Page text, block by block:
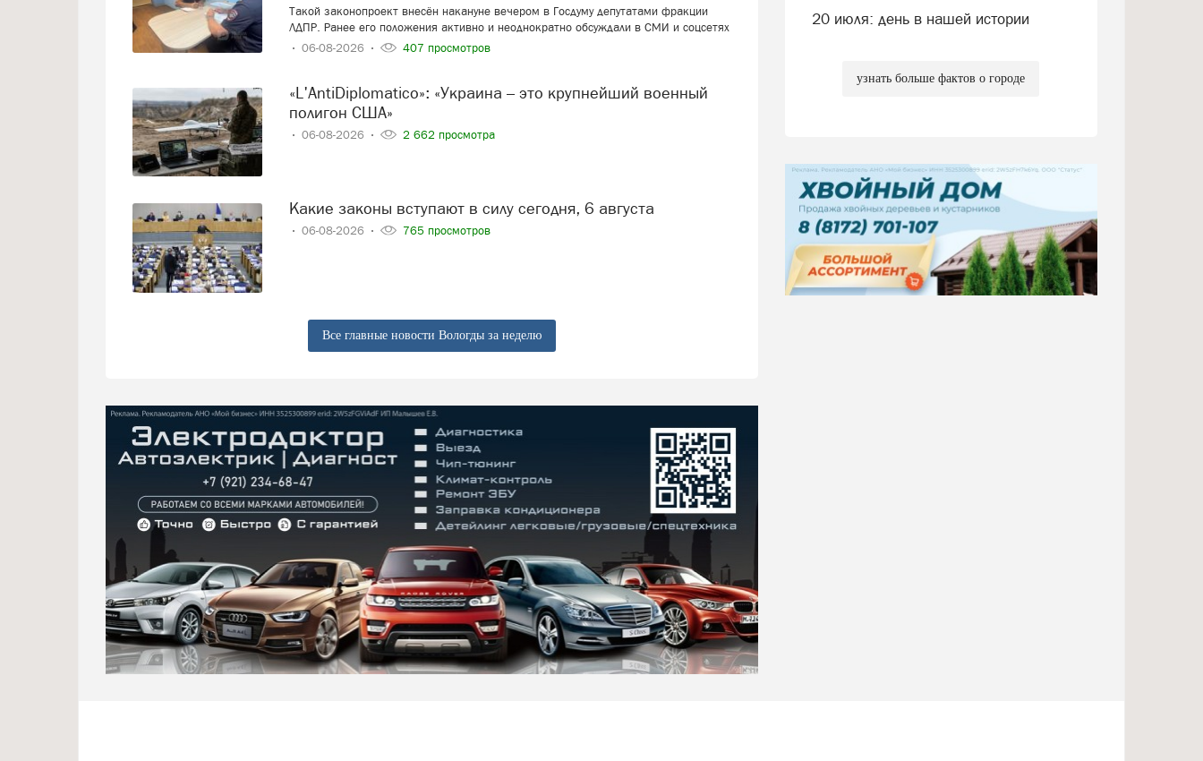
Такой законопроект внесён накануне вечером в Госдуму депутатами фракции
ЛДПР. Ранее его положения активно и неоднократно обсуждали в СМИ и соцсетях
06-08-2026
407 просмотров
«L'AntiDiplomatico»: «Украина – это крупнейший военный
полигон США»
06-08-2026 2 662 просмотра
Какие законы вступают в силу сегодня, 6 августа
06-08-2026 765 просмотров
Все главные новости Вологды за неделю
20 июля: день в нашей истории
узнать больше фактов о городе